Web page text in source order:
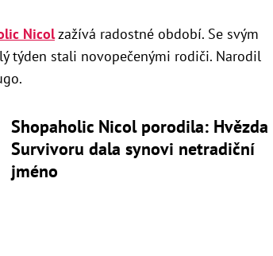
Nicolzažívá radostné období. Se svým
týden stali novopečenými rodiči. Narodil
Shopaholic Nicol porodila: Hvězda
Survivoru dala synovi netradiční
jméno